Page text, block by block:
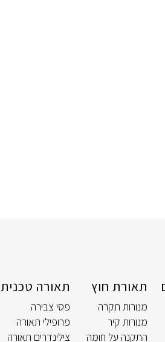
תאורת חוץ
מנורות תקרה
מנורות קיר
התקנה על חומה
תאורה טכנית
פסי צבירה
פרופילי תאורה
צילינדרים תאורה